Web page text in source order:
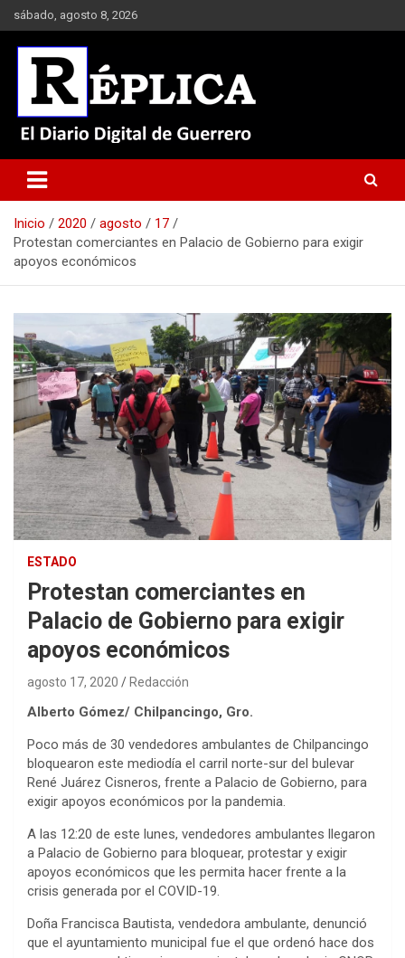
Saltar
al
contenido
sábado, agosto 8, 2026
Réplica
Inicio 2020 agosto
17
Protestan comerciantes en Palacio de Gobierno para exigir
apoyos económicos
ESTADO
Protestan comerciantes en
Palacio de Gobierno para exigir
apoyos económicos
agosto 17, 2020 Redacción
Alberto Gómez/ Chilpancingo, Gro.
Poco más de 30 vendedores ambulantes de Chilpancingo
bloquearon este mediodía el carril norte-sur del bulevar
René Juárez Cisneros, frente a Palacio de Gobierno, para
exigir apoyos económicos por la pandemia.
A las 12:20 de este lunes, vendedores ambulantes llegaron
a Palacio de Gobierno para bloquear, protestar y exigir
apoyos económicos que les permita hacer frente a la
crisis generada por el COVID-19.
Doña Francisca Bautista, vendedora ambulante, denunció
que el ayuntamiento municipal fue el que ordenó hace dos